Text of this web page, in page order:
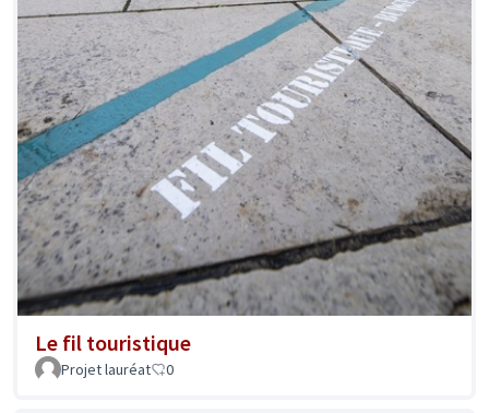
Le fil touristique
Projet lauréat 0